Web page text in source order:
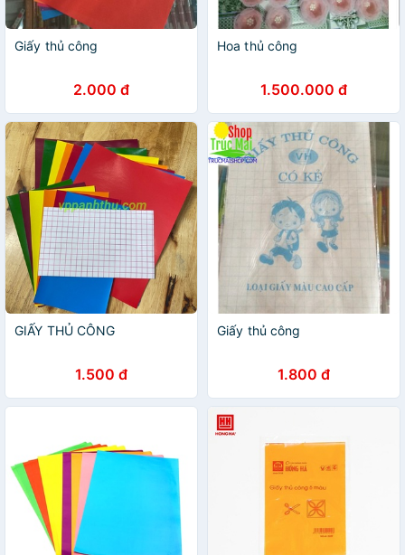
Giấy thủ công
2.000 đ
Hoa thủ công
1.500.000 đ
GIẤY THỦ CÔNG
1.500 đ
Giấy thủ công
1.800 đ